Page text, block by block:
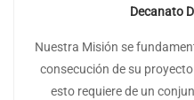
Decanato
Nuestra Misión se
consecución de su
esto requiere de un